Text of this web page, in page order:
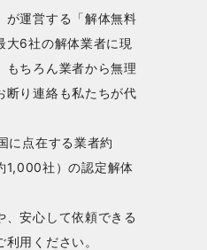
が運営する「解体無料
大6社の解体業者に現
もちろん業者から無理
断り連絡も私たちが代
に点在する業者約
社）の認定解体
、安心して依頼できる
用ください。